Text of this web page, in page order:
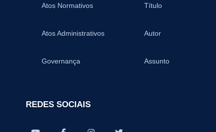
Atos Normativos
Atos Administrativos
Governança
Título
Autor
Assunto
REDES SOCIAIS